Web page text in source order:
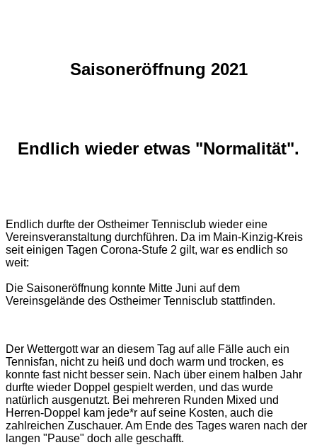
Saisoneröffnung 2021
Endlich wieder etwas "Normalität".
Endlich durfte der Ostheimer Tennisclub wieder eine
Vereinsveranstaltung durchführen. Da im Main-Kinzig-Kreis
seit einigen Tagen Corona-Stufe 2 gilt, war es endlich so
weit:
Die Saisoneröffnung konnte Mitte Juni auf dem
Vereinsgelände des Ostheimer Tennisclub stattfinden.
Der Wettergott war an diesem Tag auf alle Fälle auch ein
Tennisfan, nicht zu heiß und doch warm und trocken, es
konnte fast nicht besser sein. Nach über einem halben Jahr
durfte wieder Doppel gespielt werden, und das wurde
natürlich ausgenutzt. Bei mehreren Runden Mixed und
Herren-Doppel kam jede*r auf seine Kosten, auch die
zahlreichen Zuschauer. Am Ende des Tages waren nach der
langen "Pause" doch alle geschafft.